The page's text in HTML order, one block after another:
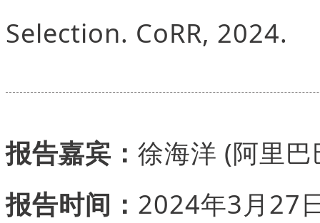
Selection. CoRR, 2024.
报告嘉宾： 徐海洋 (阿里
报告时间： 2024年3月27